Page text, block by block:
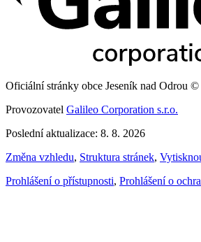
Oficiální stránky obce Jeseník nad Odrou ©
Provozovatel Galileo Corporation s.r.o.
Poslední aktualizace: 8. 8. 2026
Změna vzhledu, Struktura stránek,
Prohlášení o přístupnosti, Prohlášení o